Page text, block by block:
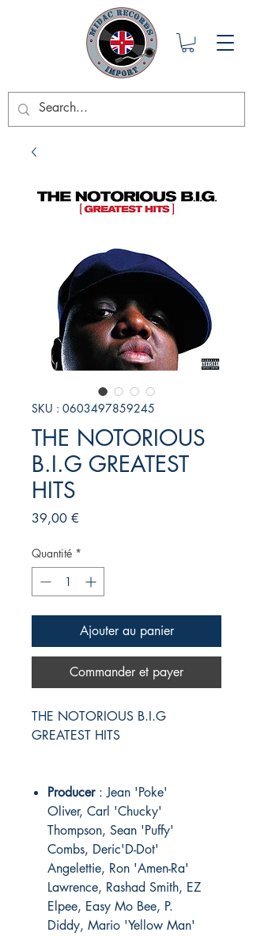
SKU : 0603497859245
THE NOTORIOUS
B.I.G GREATEST
HITS
39,00 €Prix
Quantité *
Ajouter au panier
Commander et payer
THE NOTORIOUS B.I.G
GREATEST HITS
Producer: Jean 'Poke'
Oliver, Carl 'Chucky'
Thompson, Sean 'Puffy'
Combs, Deric'D-Dot'
Angelettie, Ron 'Amen-Ra'
Lawrence, Rashad Smith, EZ
Elpee, Easy Mo Bee, P.
Diddy, Mario 'Yellow Man'